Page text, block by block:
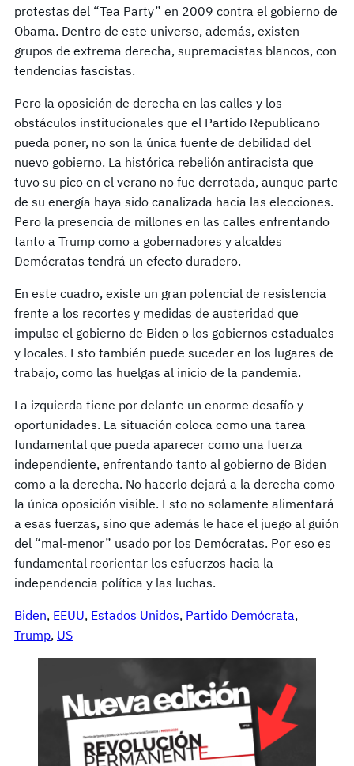
protestas del “Tea Party” en 2009 contra el gobierno de
Obama. Dentro de este universo, además, existen
grupos de extrema derecha, supremacistas blancos, con
tendencias fascistas.
Pero la oposición de derecha en las calles y los
obstáculos institucionales que el Partido Republicano
pueda poner, no son la única fuente de debilidad del
nuevo gobierno. La histórica rebelión antiracista que
tuvo su pico en el verano no fue derrotada, aunque parte
de su energía haya sido canalizada hacia las elecciones.
Pero la presencia de millones en las calles enfrentando
tanto a Trump como a gobernadores y alcaldes
Demócratas tendrá un efecto duradero.
En este cuadro, existe un gran potencial de resistencia
frente a los recortes y medidas de austeridad que
impulse el gobierno de Biden o los gobiernos estaduales
y locales. Esto también puede suceder en los lugares de
trabajo, como las huelgas al inicio de la pandemia.
La izquierda tiene por delante un enorme desafío y
oportunidades. La situación coloca como una tarea
fundamental que pueda aparecer como una fuerza
independiente, enfrentando tanto al gobierno de Biden
como a la derecha. No hacerlo dejará a la derecha como
la única oposición visible. Esto no solamente alimentará
a esas fuerzas, sino que además le hace el juego al guión
del “mal-menor” usado por los Demócratas. Por eso es
fundamental reorientar los esfuerzos hacia la
independencia política y las luchas.
Biden, EEUU, Estados Unidos, Partido Demócrata
Trump, US